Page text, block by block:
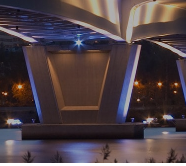
качество -
KUPISVET.KZ